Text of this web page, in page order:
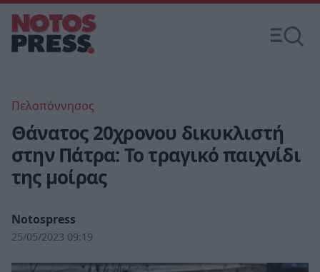
Πελοπόννησος
Θάνατος 20χρονου δικυκλιστή
στην Πάτρα: Το τραγικό παιχνίδι
της μοίρας
Notospress
25/05/2023 09:19